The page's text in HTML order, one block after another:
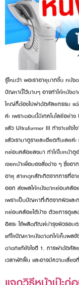
รู้ไหมว่า พอเราอายุมากขึ้น หนั
ปัญหานี้ไว้นานๆ อาจทำให้หนังต
ใหญ่ก็ต้องไปผ่าตัดศัลยกรรม แ
ค่ะ เพราะตอนนี้มีเทคโนโลยีอย่
แล้ว Ultraformer III ทำงานยังไ
แล้วเรามาดูรายละเอียดกันเลย
หย่อนคล้อยลงมา ทำให้ใบหน้า
เงยหน้าเพื่อมองสิ่งต่าง ๆ ซึ่งอา
อายุ สาเหตุหลักเกิดจากการที่อ
ออก ส่งผลให้หนังตาหย่อนคล้อย
เพราะเป็นปัญหาที่เกิดจากผิวแล
หย่อนคล้อยได้บ้าง ด้วยการดูแ
อิสระ ใช้ผลิตภัณฑ์บำรุงผิวรอบด
แก้ไขปัญหาหนังตาตกให้เห็นผล
ตาตกแก้ยังไงดี 1. การผ่าตัดศัล
เวลาพักฟื้น และอาจมีความเสี่ย